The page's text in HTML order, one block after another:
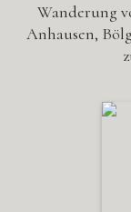
Wanderung
Anhausen,